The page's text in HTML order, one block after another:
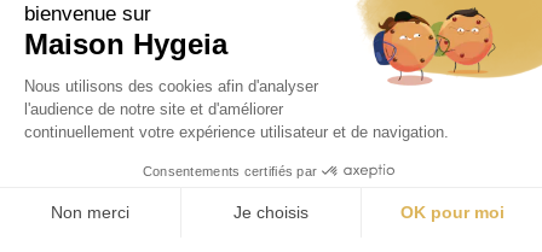
Maison Hygeia est
labellisée Maison
Sport-Santé
Le saviez-vous ?
bienvenue sur
Maison Hygeia
Nous utilisons des cookies afin d'analyser
l'audience de notre site et d'améliorer
continuellement votre expérience utilisateur et de navigation.
Consentements certifiés par
Non merci Je choisis OK pour moi